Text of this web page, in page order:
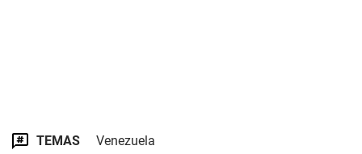
TEMAS Venezuela